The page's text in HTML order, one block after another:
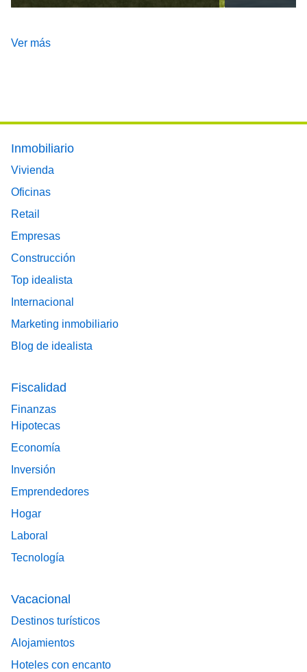
Ver más
Footer main menu
Inmobiliario
Vivienda
Oficinas
Retail
Empresas
Construcción
Top idealista
Internacional
Marketing inmobiliario
Blog de idealista
Fiscalidad
Finanzas
Hipotecas
Economía
Inversión
Emprendedores
Hogar
Laboral
Tecnología
Vacacional
Destinos turísticos
Alojamientos
Hoteles con encanto